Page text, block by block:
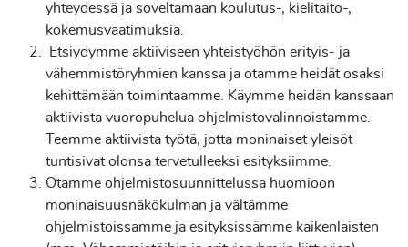
yhteydessä ja soveltamaan koulutus-, kielitaito-,
kokemusvaatimuksia.
Etsiydymme aktiiviseen yhteistyöhön erityis- ja
vähemmistöryhmien kanssa ja otamme heidät osaksi
kehittämään toimintaamme. Käymme heidän kanssaan
aktiivista vuoropuhelua ohjelmistovalinnoistamme.
Teemme aktiivista työtä, jotta moninaiset yleisöt
tuntisivat olonsa tervetulleeksi esityksiimme.
Otamme ohjelmistosuunnittelussa huomioon
moninaisuusnäkökulman ja vältämme
ohjelmistoissamme ja esityksissämme kaikenlaisten